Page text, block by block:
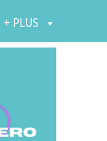
+ PLUS